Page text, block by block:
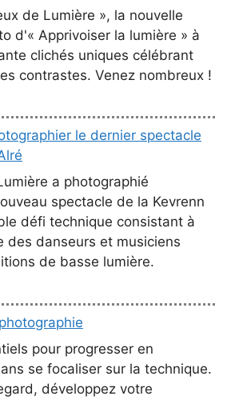
de Lumière », la nouvelle
d'« Apprivoiser la lumière » à
clichés uniques célébrant
contrastes. Venez nombreux !
le dernier spectacle
a photographié
spectacle de la Kevrenn
défi technique consistant à
des danseurs et musiciens
de basse lumière.
pour progresser en
se focaliser sur la technique.
développez votre